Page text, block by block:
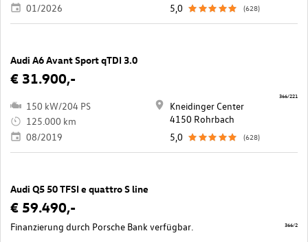
01/2026
5,0
(628)
Audi A6 Avant Sport qTDI 3.0
€ 31.900,-
150 kW/204 PS
125.000 km
08/2019
Kneidinger Center
4150 Rohrbach
5,0
(628)
366/221
Audi Q5 50 TFSI e quattro S line
€ 59.490,-
Finanzierung durch Porsche Bank verfügbar.
366/2